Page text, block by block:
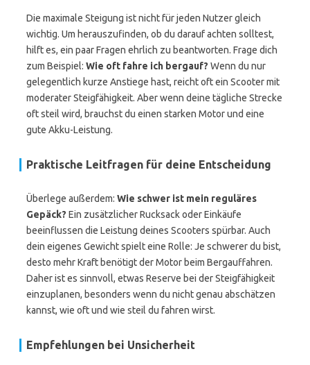
Die maximale Steigung ist nicht für jeden Nutzer gleich
wichtig. Um herauszufinden, ob du darauf achten solltest,
hilft es, ein paar Fragen ehrlich zu beantworten. Frage dich
zum Beispiel: Wie oft fahre ich bergauf? Wenn du nur
gelegentlich kurze Anstiege hast, reicht oft ein Scooter mit
moderater Steigfähigkeit. Aber wenn deine tägliche Strecke
oft steil wird, brauchst du einen starken Motor und eine
gute Akku-Leistung.
Praktische Leitfragen für deine Entscheidung
Überlege außerdem: Wie schwer ist mein reguläres
Gepäck? Ein zusätzlicher Rucksack oder Einkäufe
beeinflussen die Leistung deines Scooters spürbar. Auch
dein eigenes Gewicht spielt eine Rolle: Je schwerer du bist,
desto mehr Kraft benötigt der Motor beim Bergauffahren.
Daher ist es sinnvoll, etwas Reserve bei der Steigfähigkeit
einzuplanen, besonders wenn du nicht genau abschätzen
kannst, wie oft und wie steil du fahren wirst.
Empfehlungen bei Unsicherheit